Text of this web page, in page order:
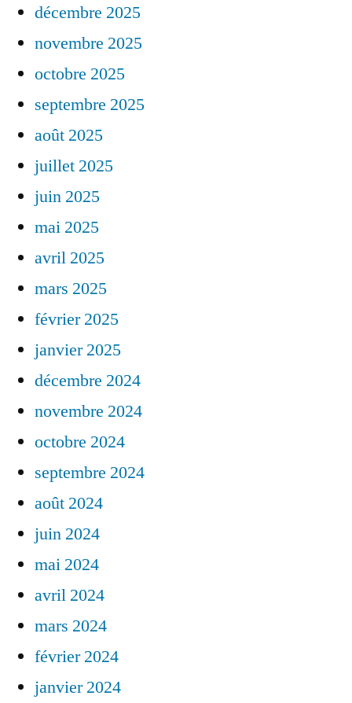
décembre 2025
novembre 2025
octobre 2025
septembre 2025
août 2025
juillet 2025
juin 2025
mai 2025
avril 2025
mars 2025
février 2025
janvier 2025
décembre 2024
novembre 2024
octobre 2024
septembre 2024
août 2024
juin 2024
mai 2024
avril 2024
mars 2024
février 2024
janvier 2024